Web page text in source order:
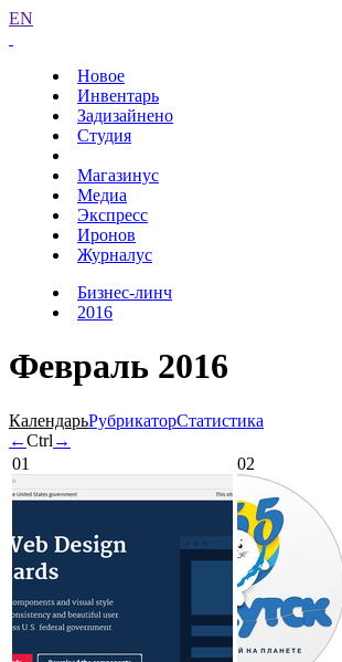
EN
Новое
Инвентарь
Задизайнено
Студия
Магазинус
Медиа
Экспресс
Иронов
Журналус
Бизнес-линч
2016
Февраль 2016
КалендарьРубрикаторСтатистика
←Ctrl →
01
02